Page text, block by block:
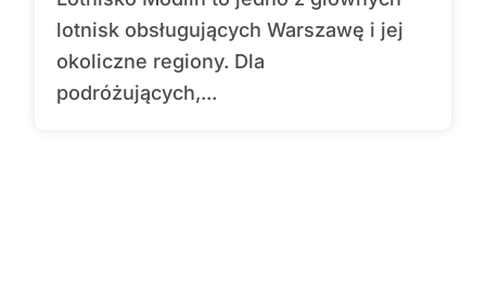
lotnisk obsługujących Warszawę i jej
okoliczne regiony. Dla
podróżujących,...